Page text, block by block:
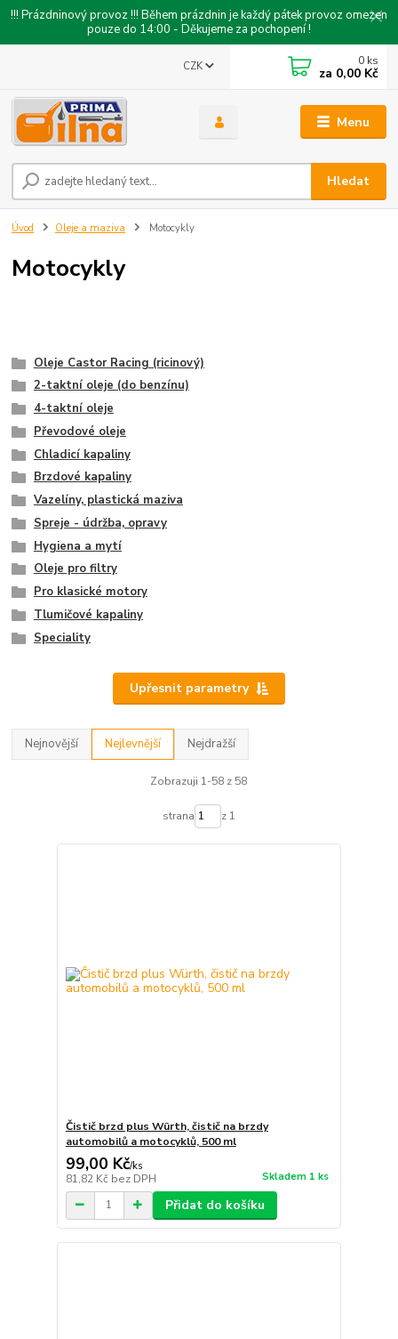
!!! Prázdninový provoz !!! Během prázdnin je každý pátek provoz omezen
pouze do 14:00 - Děkujeme za pochopení !
Menu
CZK
Hledat
0 ks
za 0,00 Kč
Úvod Oleje a maziva Motocykly
Motocykly
Oleje Castor Racing (ricinový)
2-taktní oleje (do benzínu)
4-taktní oleje
Převodové oleje
Chladicí kapaliny
Brzdové kapaliny
Vazelíny, plastická maziva
Spreje - údržba, opravy
Hygiena a mytí
Oleje pro filtry
Pro klasické motory
Tlumičové kapaliny
Speciality
Upřesnit parametry
Nejnovější Nejlevnější Nejdražší
Zobrazuji 1-58 z 58
strana z 1
Čistič brzd plus Würth, čistič na brzdy
automobilů a motocyklů, 500 ml
99,00 Kč/ks
81,82 Kč bez DPH Skladem 1 ks
Přidat do košíku